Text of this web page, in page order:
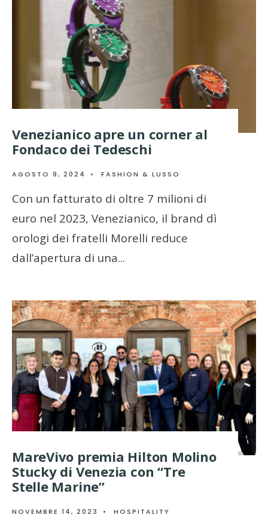
Venezianico apre un corner al
Fondaco dei Tedeschi
AGOSTO 9, 2024 • FASHION & LUSSO
Con un fatturato di oltre 7 milioni di
euro nel 2023, Venezianico, il brand dì
orologi dei fratelli Morelli reduce
dall’apertura di una...
MareVivo premia Hilton Molino
Stucky di Venezia con “Tre
Stelle Marine”
NOVEMBRE 14, 2023 • HOSPITALITY